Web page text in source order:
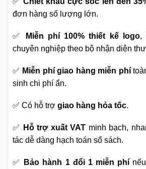
đơn hàng số lượng lớn.
✅ Miễn phí 100% thiết kế logo,
chuyên nghiệp theo bộ nhận diện
✅ Miễn phí giao hàng miễn phí
sinh chi phí ẩn.
✅ Có hỗ trợ giao hàng hỏa tốc.
✅ Hỗ trợ xuất VAT minh bạch,
tác dễ dàng hạch toán sổ sách.
✅ Bảo hành 1 đổi 1 miễn phí